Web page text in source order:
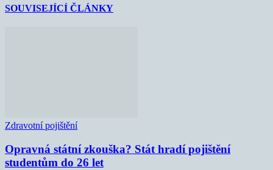
SOUVISEJÍCÍ ČLÁNKY
Zdravotní pojištění
Opravná státní zkouška? Stát hradí pojištění
studentům do 26 let